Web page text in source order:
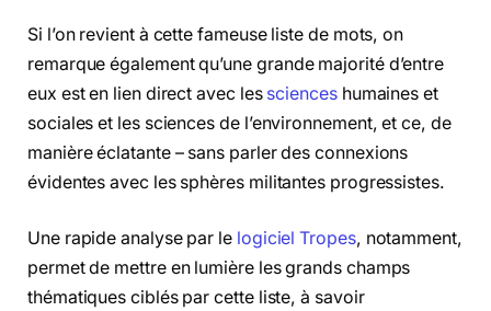
Si l’on revient à cette fameuse liste de mots, on
remarque également qu’une grande majorité d’entre
eux est en lien direct avec les scienceshumaines et
sociales et les sciences de l’environnement, et ce, de
manière éclatante – sans parler des connexions
évidentes avec les sphères militantes progressistes.
Une rapide analyse par le logiciel Tropes, notamment,
permet de mettre en lumière les grands champs
thématiques ciblés par cette liste, à savoir